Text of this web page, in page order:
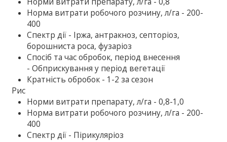
Норма витрати робочого розчину, л/га - 200-
400
Спектр дії - Іржа, антракноз, септоріоз,
борошниста роса, фузаріоз
Спосіб та час обробок, період внесення
- Обприскування у період вегетації
Кратність обробок - 1-2 за сезон
Рис
Норми витрати препарату, л/га - 0,8-1,0
Норма витрати робочого розчину, л/га - 200-
400
Спектр дії - Пірикуляріоз